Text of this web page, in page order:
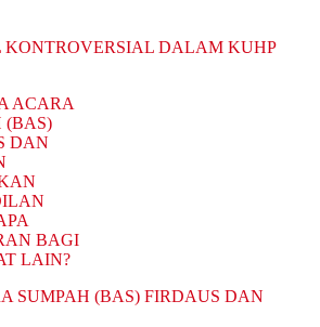
KONTROVERSIAL DALAM KUHP
SUMPAH (BAS) FIRDAUS DAN